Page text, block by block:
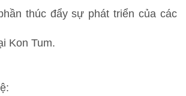
thúc đẩy sự phát triển của các
Kon Tum.